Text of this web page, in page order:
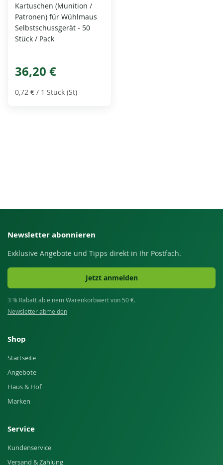
Kartuschen (Munition /
Patronen) für Wühlmaus
Selbstschussgerät - 50
Stück / Pack
36,20 €
0,72 € / 1 Stück (St)
Newsletter abonnieren
Exklusive Angebote und Tipps direkt in Ihr Postfach.
Jetzt anmelden
3 % Rabatt ab einem Warenkorbwert von 50 €.
Newsletter abmelden
Shop
Startseite
Angebote
Haus & Hof
Marken
Service
Kundenservice
Versand & Zahlung